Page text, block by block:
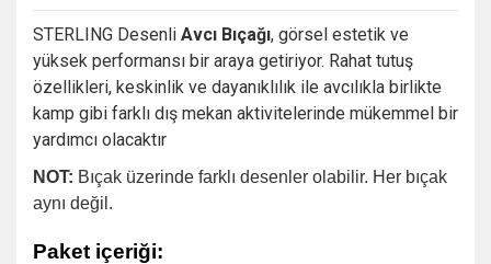
STERLING Desenli Avcı Bıçağı, görsel estetik ve
yüksek performansı bir araya getiriyor. Rahat tutuş
özellikleri, keskinlik ve dayanıklılık ile avcılıkla birlikte
kamp gibi farklı dış mekan aktivitelerinde mükemmel bir
yardımcı olacaktır
NOT: Bıçak üzerinde farklı desenler olabilir. Her bıçak
aynı değil.
Paket içeriği: